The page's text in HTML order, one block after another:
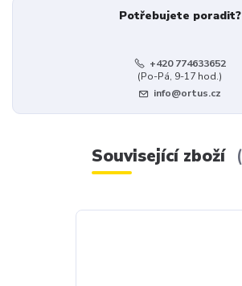
Potřebujete poradit?
+420 774633652
(Po-Pá, 9-17 hod.)
info@ortus.cz
Související zboží